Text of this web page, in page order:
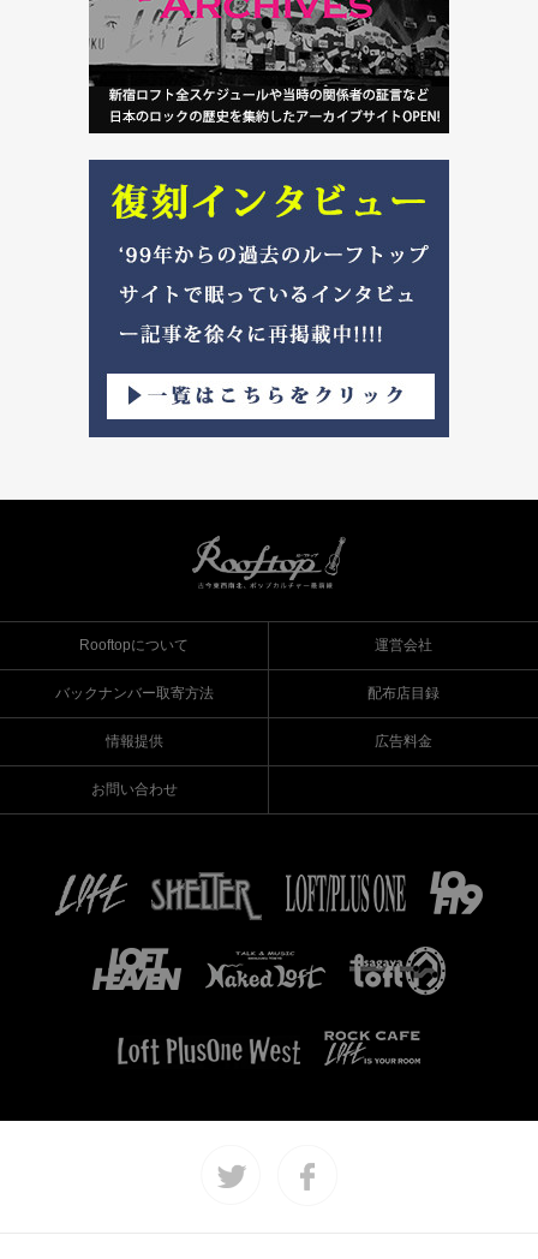
Rooftopについて 運営会社
バックナンバー取寄方法 配布店目録
情報提供 広告料金
お問い合わせ